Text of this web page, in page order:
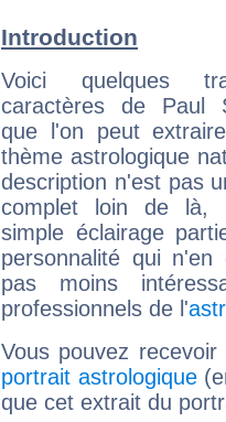
Introduction
Voici quelques
caractères de Paul
que l'on peut
thème astrologique
description n'est pas
complet loin de là,
simple éclairage
personnalité qui n'en
pas moins
professionnels de l'
Vous pouvez
portrait astrologique
que cet extrait du